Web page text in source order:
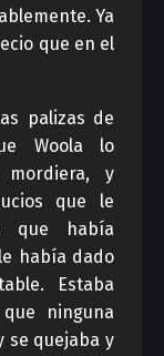
Ya
que en el
palizas de
Woola lo
y
que le
que había
había dado
Estaba
ninguna
se quejaba y